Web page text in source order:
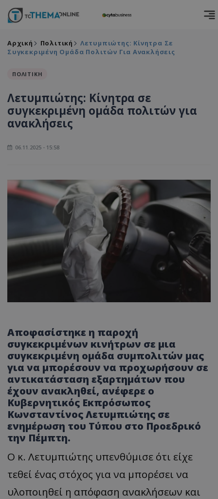
Αρχική Πολιτική
Λετυμπιώτης: Κίνητρα Σε
Συγκεκριμένη Ομάδα Πολιτών Για Ανακλήσεις
ΠΟΛΙΤΙΚΗ
Λετυμπιώτης: Κίνητρα σε
συγκεκριμένη ομάδα πολιτών για
ανακλήσεις
06.11.2025 - 15:58
Αποφασίστηκε η παροχή
συγκεκριμένων κινήτρων σε μια
συγκεκριμένη ομάδα συμπολιτών μας
για να μπορέσουν να προχωρήσουν σε
αντικατάσταση εξαρτημάτων που
έχουν ανακληθεί, ανέφερε ο
Κυβερνητικός Εκπρόσωπος
ΚωνσταντίνοςΛετυμπιώτης σε
ενημέρωση του Τύπου στο Προεδρικό
την Πέμπτη.
Ο κ. Λετυμπιώτης υπενθύμισε ότι είχε
τεθεί ένας στόχος για να μπορέσει να
υλοποιηθεί η απόφαση ανακλήσεων και